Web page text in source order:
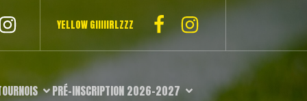
YELLOW GIIIIIRLZZZ
PRÉ-INSCRIPTION 2026-2027